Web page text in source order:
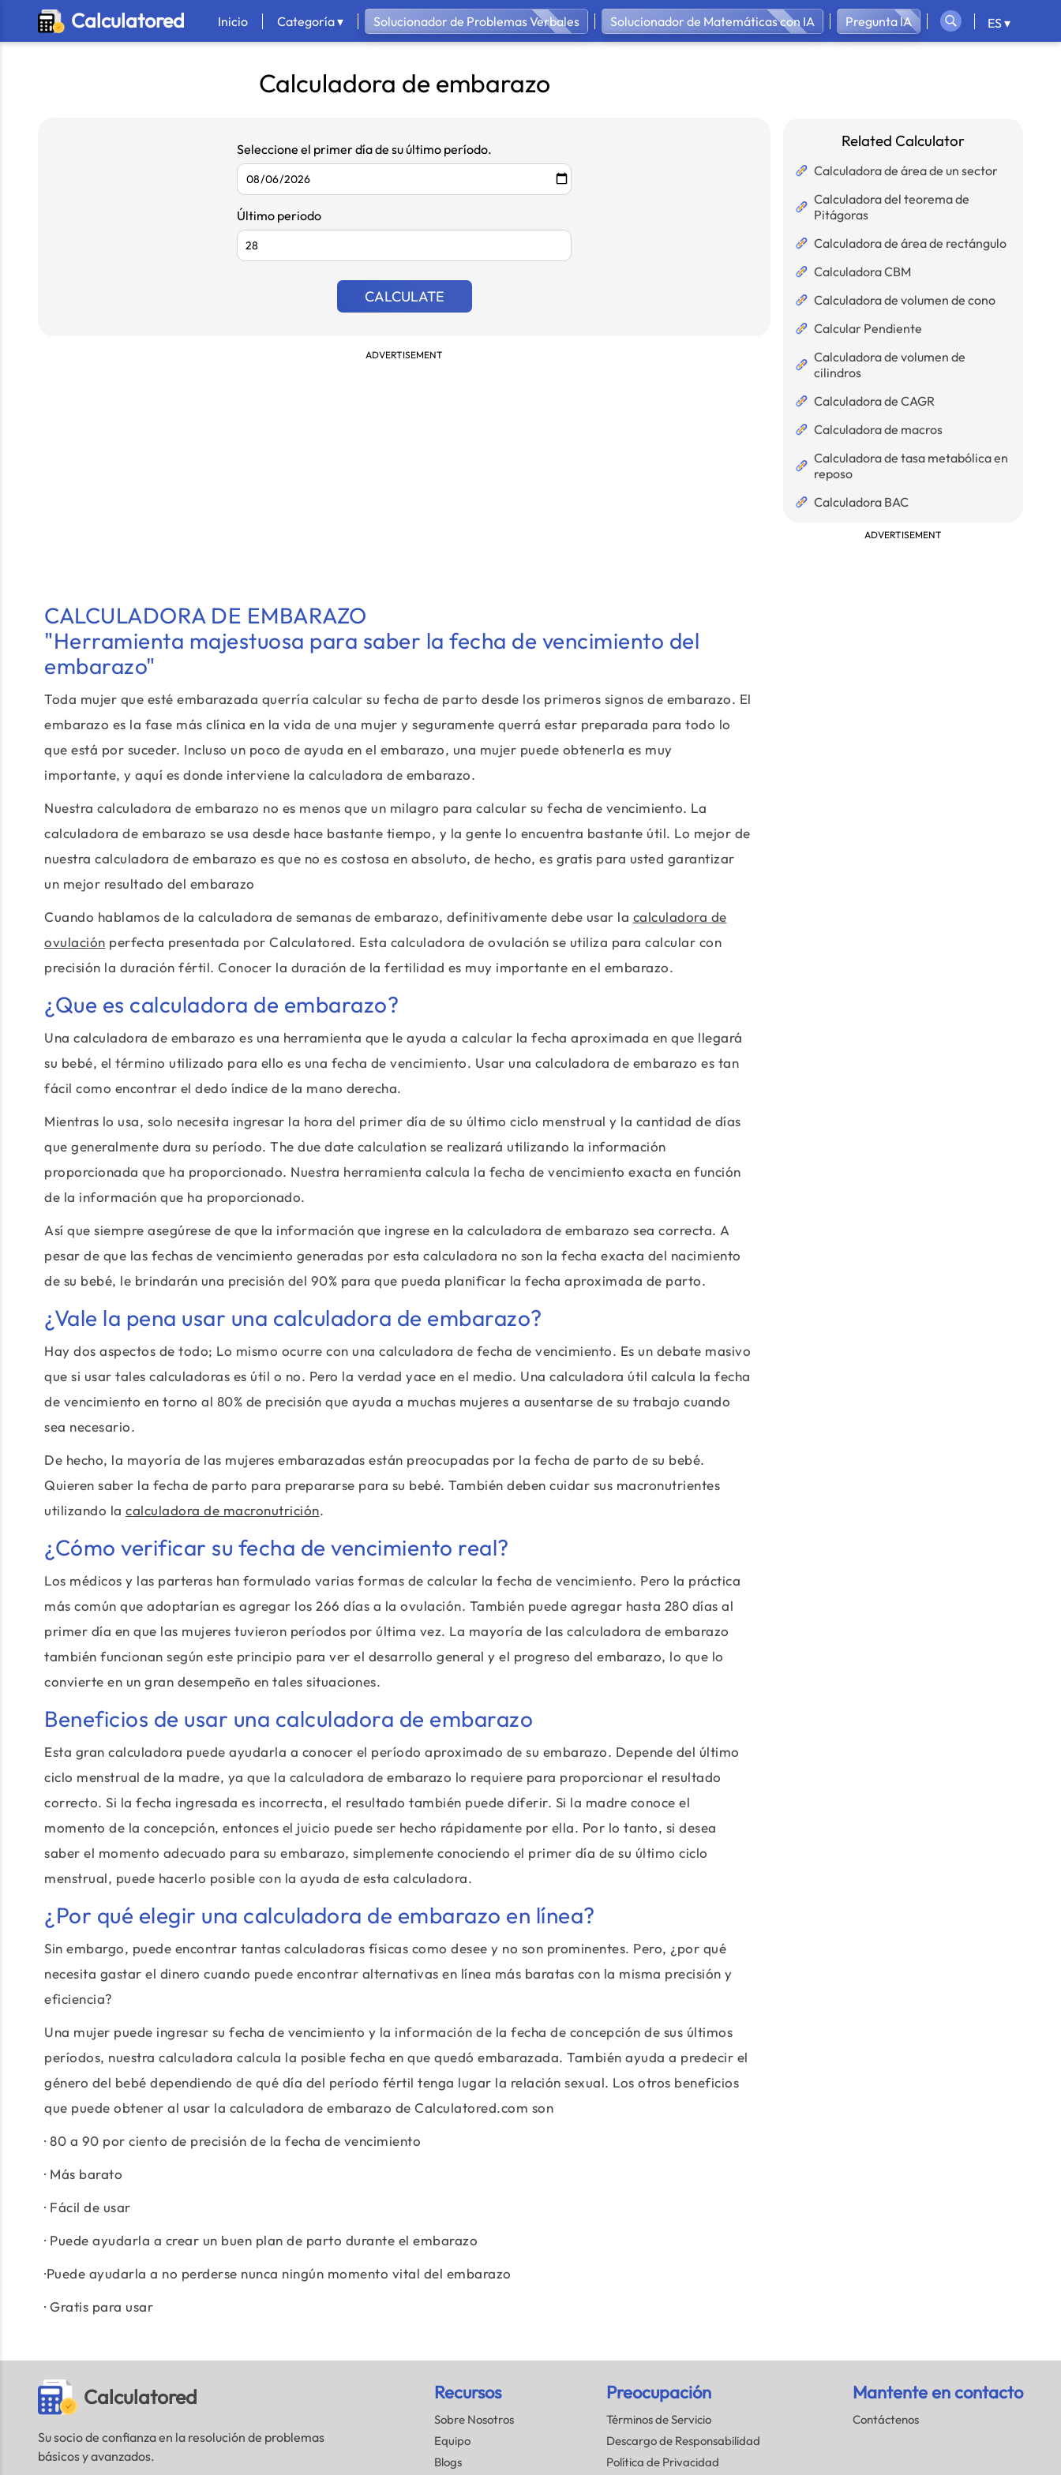
Calculatored Inicio Categoría ▾ Solucionador de Problemas Verbales Solucionador de Matemáticas con IA Pregunta IA ES ▾
Calculadora de embarazo
Seleccione el primer día de su último período.
Último periodo
CALCULATE
ADVERTISEMENT
CALCULADORA DE EMBARAZO
"Herramienta majestuosa para saber la fecha de vencimiento del
embarazo"
Toda mujer que esté embarazada querría calcular su fecha de parto desde los primeros signos de embarazo. El
embarazo es la fase más clínica en la vida de una mujer y seguramente querrá estar preparada para todo lo
que está por suceder. Incluso un poco de ayuda en el embarazo, una mujer puede obtenerla es muy
importante, y aquí es donde interviene la calculadora de embarazo.
Nuestra calculadora de embarazo no es menos que un milagro para calcular su fecha de vencimiento. La
calculadora de embarazo se usa desde hace bastante tiempo, y la gente lo encuentra bastante útil. Lo mejor de
nuestra calculadora de embarazo es que no es costosa en absoluto, de hecho, es gratis para usted garantizar
un mejor resultado del embarazo
Cuando hablamos de la calculadora de semanas de embarazo, definitivamente debe usar la calculadora de
ovulación perfecta presentada por Calculatored. Esta calculadora de ovulación se utiliza para calcular con
precisión la duración fértil. Conocer la duración de la fertilidad es muy importante en el embarazo.
¿Que es calculadora de embarazo?
Una calculadora de embarazo es una herramienta que le ayuda a calcular la fecha aproximada en que llegará
su bebé, el término utilizado para ello es una fecha de vencimiento. Usar una calculadora de embarazo es tan
fácil como encontrar el dedo índice de la mano derecha.
Mientras lo usa, solo necesita ingresar la hora del primer día de su último ciclo menstrual y la cantidad de días
que generalmente dura su período. The due date calculation se realizará utilizando la información
proporcionada que ha proporcionado. Nuestra herramienta calcula la fecha de vencimiento exacta en función
de la información que ha proporcionado.
Así que siempre asegúrese de que la información que ingrese en la calculadora de embarazo sea correcta. A
pesar de que las fechas de vencimiento generadas por esta calculadora no son la fecha exacta del nacimiento
de su bebé, le brindarán una precisión del 90% para que pueda planificar la fecha aproximada de parto.
¿Vale la pena usar una calculadora de embarazo?
Hay dos aspectos de todo; Lo mismo ocurre con una calculadora de fecha de vencimiento. Es un debate masivo
que si usar tales calculadoras es útil o no. Pero la verdad yace en el medio. Una calculadora útil calcula la fecha
de vencimiento en torno al 80% de precisión que ayuda a muchas mujeres a ausentarse de su trabajo cuando
sea necesario.
De hecho, la mayoría de las mujeres embarazadas están preocupadas por la fecha de parto de su bebé.
Quieren saber la fecha de parto para prepararse para su bebé. También deben cuidar sus macronutrientes
utilizando la calculadora de macronutrición.
¿Cómo verificar su fecha de vencimiento real?
Los médicos y las parteras han formulado varias formas de calcular la fecha de vencimiento. Pero la práctica
más común que adoptarían es agregar los 266 días a la ovulación. También puede agregar hasta 280 días al
primer día en que las mujeres tuvieron períodos por última vez. La mayoría de las calculadora de embarazo
también funcionan según este principio para ver el desarrollo general y el progreso del embarazo, lo que lo
convierte en un gran desempeño en tales situaciones.
Beneficios de usar una calculadora de embarazo
Esta gran calculadora puede ayudarla a conocer el período aproximado de su embarazo. Depende del último
ciclo menstrual de la madre, ya que la calculadora de embarazo lo requiere para proporcionar el resultado
correcto. Si la fecha ingresada es incorrecta, el resultado también puede diferir. Si la madre conoce el
momento de la concepción, entonces el juicio puede ser hecho rápidamente por ella. Por lo tanto, si desea
saber el momento adecuado para su embarazo, simplemente conociendo el primer día de su último ciclo
menstrual, puede hacerlo posible con la ayuda de esta calculadora.
¿Por qué elegir una calculadora de embarazo en línea?
Sin embargo, puede encontrar tantas calculadoras físicas como desee y no son prominentes. Pero, ¿por qué
necesita gastar el dinero cuando puede encontrar alternativas en línea más baratas con la misma precisión y
eficiencia?
Una mujer puede ingresar su fecha de vencimiento y la información de la fecha de concepción de sus últimos
períodos, nuestra calculadora calcula la posible fecha en que quedó embarazada. También ayuda a predecir el
género del bebé dependiendo de qué día del período fértil tenga lugar la relación sexual. Los otros beneficios
que puede obtener al usar la calculadora de embarazo de Calculatored.com son
· 80 a 90 por ciento de precisión de la fecha de vencimiento
· Más barato
· Fácil de usar
· Puede ayudarla a crear un buen plan de parto durante el embarazo
·Puede ayudarla a no perderse nunca ningún momento vital del embarazo
· Gratis para usar
Related Calculator
Calculadora de área de un sector
Calculadora del teorema de
Pitágoras
Calculadora de área de rectángulo
Calculadora CBM
Calculadora de volumen de cono
Calcular Pendiente
Calculadora de volumen de
cilindros
Calculadora de CAGR
Calculadora de macros
Calculadora de tasa metabólica en
reposo
Calculadora BAC
ADVERTISEMENT
Calculatored
Su socio de confianza en la resolución de problemas
básicos y avanzados.
Recursos
Sobre Nosotros
Equipo
Blogs
Preocupación
Términos de Servicio
Descargo de Responsabilidad
Política de Privacidad
Mantente en contacto
Contáctenos